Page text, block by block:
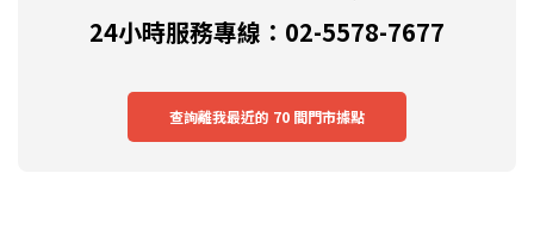
24小時服務專線：02-5578-7677
查詢離我最近的 70 間門市據點